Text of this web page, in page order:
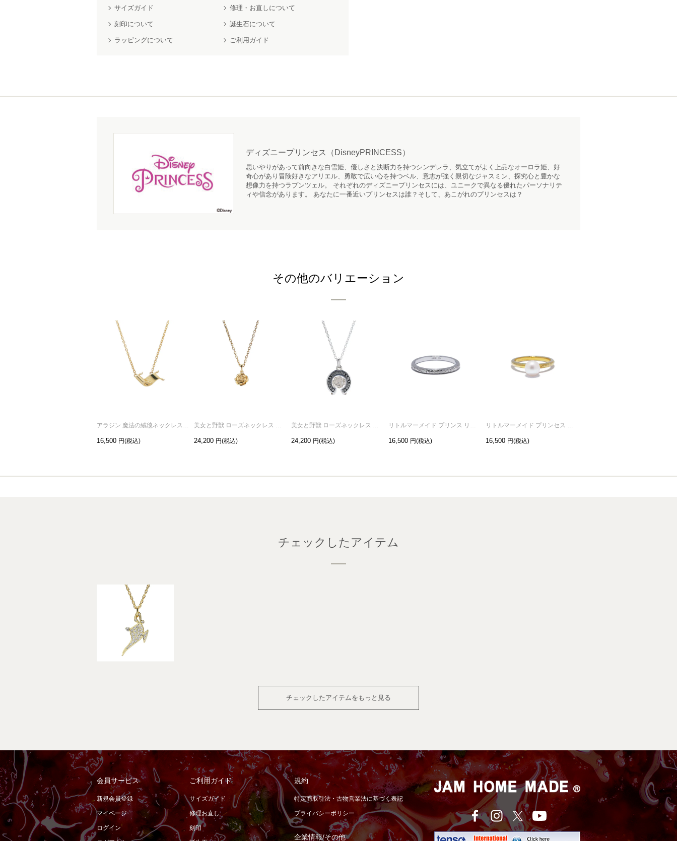
サイズガイド 修理・お直しについて
刻印について 誕生石について
ラッピングについて ご利用ガイド
ディズニープリンセス（DisneyPRINCESS）
思いやりがあって前向きな白雪姫、優しさと決断力を持つシンデレラ、気立てがよく上品なオーロラ姫、好
奇心があり冒険好きなアリエル、勇敢で広い心を持つベル、意志が強く親切なジャスミン、探究心と豊かな
想像力を持つラプンツェル。 それぞれのディズニープリンセスには、ユニークで異なる優れたパーソナリテ
ィや信念があります。 あなたに一番近いプリンセスは誰？そして、あこがれのプリンセスは？
その他のバリエーション
16,500 24,200 24,200 16,500 16,500
チェックしたアイテム
チェックしたアイテムをもっと見る
会員サービス
新規会員登録
マイページ
ログイン
ご利用ガイド
サイズガイド
修理お直し
刻印
規約
特定商取引法・古物営業法に基づく表記
プライバシーポリシー
企業情報/その他